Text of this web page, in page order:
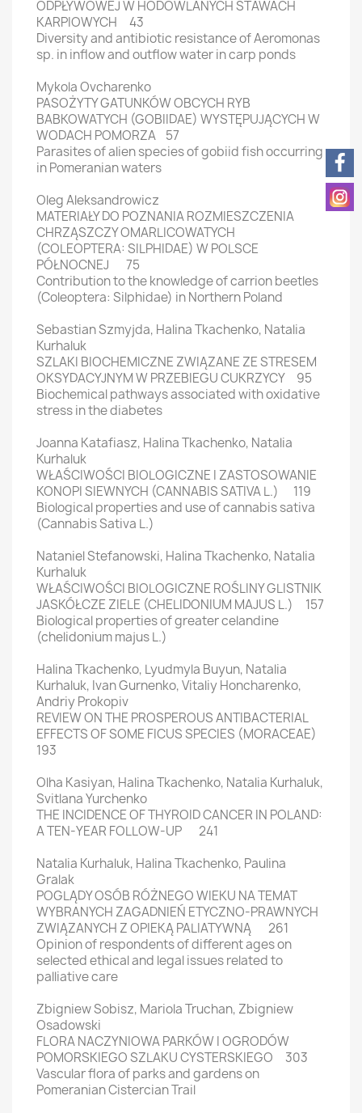
ODPŁYWOWEJ W HODOWLANYCH STAWACH
KARPIOWYCH 43
Diversity and antibiotic resistance of Aeromonas
sp. in inflow and outflow water in carp ponds
Mykola Ovcharenko
PASOŻYTY GATUNKÓW OBCYCH RYB
BABKOWATYCH (GOBIIDAE) WYSTĘPUJĄCYCH W
WODACH POMORZA 57
Parasites of alien species of gobiid fish occurring
in Pomeranian waters
Oleg Aleksandrowicz
MATERIAŁY DO POZNANIA ROZMIESZCZENIA
CHRZĄSZCZY OMARLICOWATYCH
(COLEOPTERA: SILPHIDAE) W POLSCE
PÓŁNOCNEJ 75
Contribution to the knowledge of carrion beetles
(Coleoptera: Silphidae) in Northern Poland
Sebastian Szmyjda, Halina Tkachenko, Natalia
Kurhaluk
SZLAKI BIOCHEMICZNE ZWIĄZANE ZE STRESEM
OKSYDACYJNYM W PRZEBIEGU CUKRZYCY 95
Biochemical pathways associated with oxidative
stress in the diabetes
Joanna Katafiasz, Halina Tkachenko, Natalia
Kurhaluk
WŁAŚCIWOŚCI BIOLOGICZNE I ZASTOSOWANIE
KONOPI SIEWNYCH (CANNABIS SATIVA L.) 119
Biological properties and use of cannabis sativa
(Cannabis Sativa L.)
Nataniel Stefanowski, Halina Tkachenko, Natalia
Kurhaluk
WŁAŚCIWOŚCI BIOLOGICZNE ROŚLINY GLISTNIK
JASKÓŁCZE ZIELE (CHELIDONIUM MAJUS L.) 157
Biological properties of greater celandine
(chelidonium majus L.)
Halina Tkachenko, Lyudmyla Buyun, Natalia
Kurhaluk, Ivan Gurnenko, Vitaliy Honcharenko,
Andriy Prokopiv
REVIEW ON THE PROSPEROUS ANTIBACTERIAL
EFFECTS OF SOME FICUS SPECIES (MORACEAE)
193
Olha Kasiyan, Halina Tkachenko, Natalia Kurhaluk,
Svitlana Yurchenko
THE INCIDENCE OF THYROID CANCER IN POLAND:
A TEN-YEAR FOLLOW-UP 241
Natalia Kurhaluk, Halina Tkachenko, Paulina
Gralak
POGLĄDY OSÓB RÓŻNEGO WIEKU NA TEMAT
WYBRANYCH ZAGADNIEŃ ETYCZNO-PRAWNYCH
ZWIĄZANYCH Z OPIEKĄ PALIATYWNĄ 261
Opinion of respondents of different ages on
selected ethical and legal issues related to
palliative care
Zbigniew Sobisz, Mariola Truchan, Zbigniew
Osadowski
FLORA NACZYNIOWA PARKÓW I OGRODÓW
POMORSKIEGO SZLAKU CYSTERSKIEGO 303
Vascular flora of parks and gardens on
Pomeranian Cistercian Trail